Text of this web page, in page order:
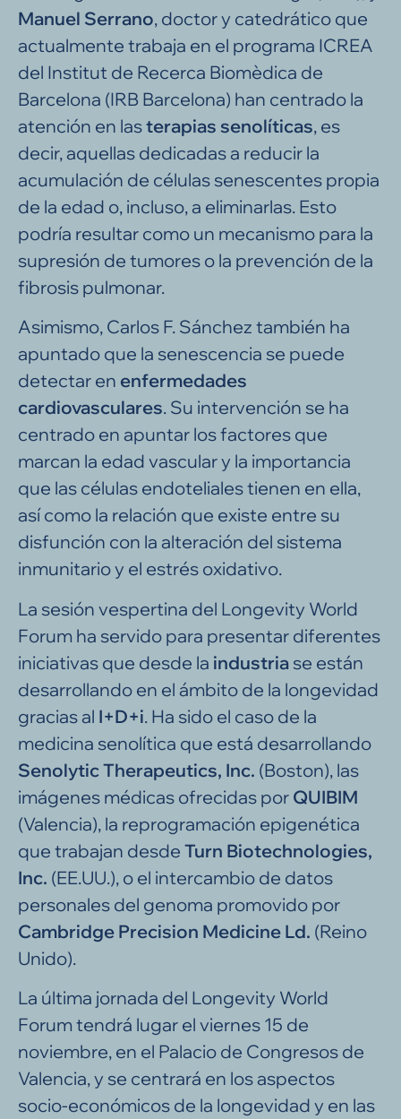
Manuel Serrano, doctor y catedrático que
actualmente trabaja en el programa ICREA
del Institut de Recerca Biomèdica de
Barcelona (IRB Barcelona) han centrado la
atención en lasterapias senolíticas, es
decir, aquellas dedicadas a reducir la
acumulación de células senescentes propia
de la edad o, incluso, a eliminarlas. Esto
podría resultar como un mecanismo para la
supresión de tumores o la prevención de la
fibrosis pulmonar.
Asimismo, Carlos F. Sánchez también ha
apuntado que la senescencia se puede
detectar en enfermedades
cardiovasculares. Su intervención se ha
centrado en apuntar los factores que
marcan la edad vascular y la importancia
que las células endoteliales tienen en ella,
así como la relación que existe entre su
disfunción con la alteración del sistema
inmunitario y el estrés oxidativo.
La sesión vespertina del Longevity World
Forum ha servido para presentar diferentes
iniciativas que desde la industriase están
desarrollando en el ámbito de la longevidad
gracias al I+D+i. Ha sido el caso de la
medicina senolítica que está desarrollando
Senolytic Therapeutics, Inc. (Boston), las
imágenes médicas ofrecidas por QUIBIM
(Valencia), la reprogramación epigenética
que trabajan desde Turn Biotechnologies,
Inc. (EE.UU.), o el intercambio de datos
personales del genoma promovido por
Cambridge Precision Medicine Ld. (Reino
Unido).
La última jornada del Longevity World
Forum tendrá lugar el viernes 15 de
noviembre, en el Palacio de Congresos de
Valencia, y se centrará en los aspectos
socio-económicos de la longevidad y en las